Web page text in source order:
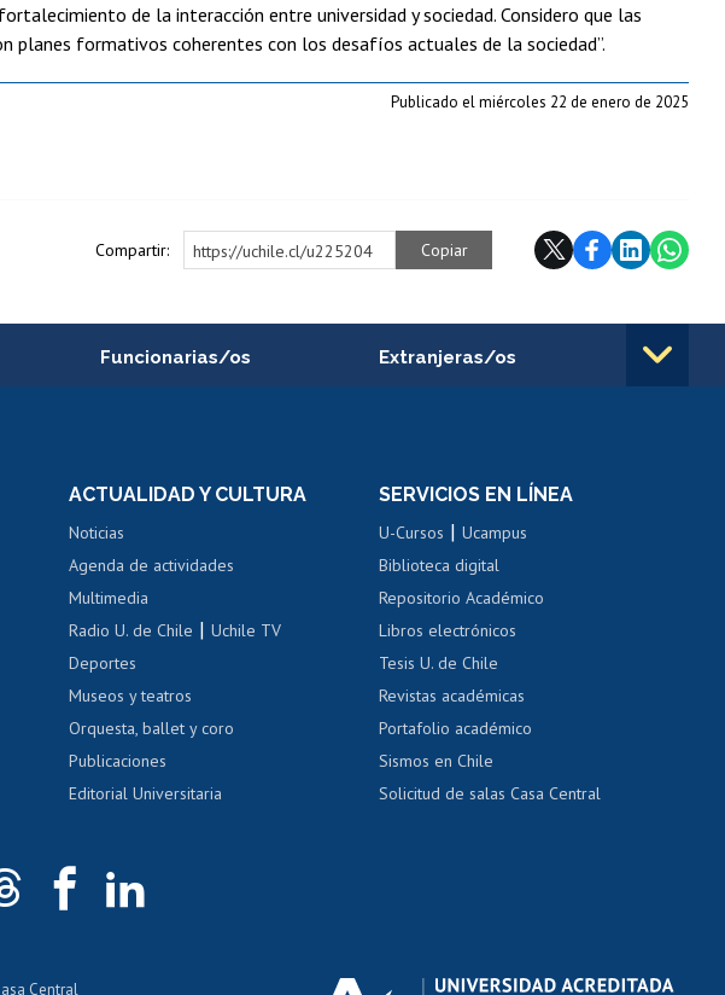
de la interacción entre universidad y sociedad. Considero que las
planes formativos coherentes con los desafíos actuales de la sociedad”.
Publicado el miércoles 22 de enero de 2025
Compartir: https://uchile.cl/u225204 Copiar
Funcionarias/os
Portal de movilidad interna
Certificado de renta
Certificado de renta
Gestión de correo uchile
Extranjeras/os
Movilidad Estudiantil
Cursos de español
Acoso laboral, sexual y violencia
ACTUALIDAD Y CULTURA
Noticias
Agenda de actividades
Multimedia
Radio U. de Chile |Uchile TV
Deportes
Museos y teatros
Orquesta, ballet y coro
Publicaciones
Editorial Universitaria
SERVICIOS EN LÍNEA
U-Cursos |Ucampus
Biblioteca digital
Repositorio Académico
Libros electrónicos
Tesis U. de Chile
Revistas académicas
Portafolio académico
Sismos en Chile
Solicitud de salas Casa Central
Central